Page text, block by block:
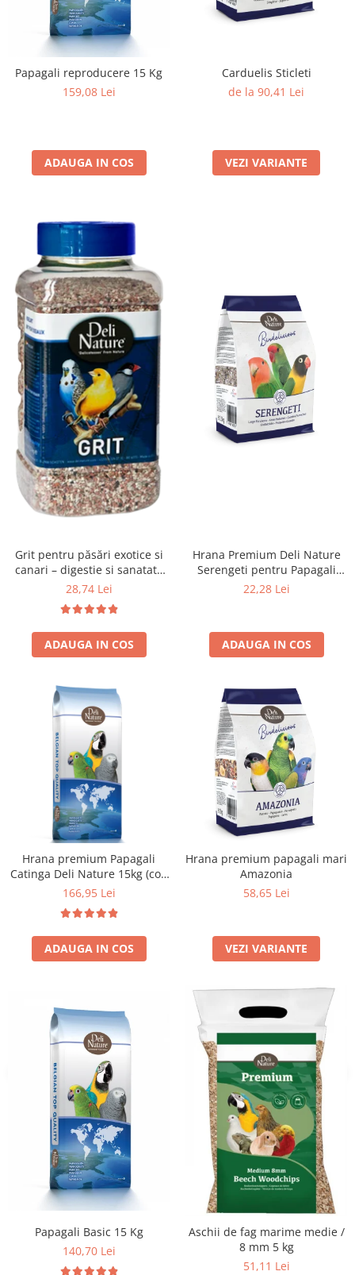
Papagali reproducere 15 Kg
159,08 Lei
ADAUGA IN COS
Carduelis Sticleti
de la 90,41 Lei
VEZI VARIANTE
Grit pentru păsări exotice si
canari – digestie si sanatate
Deli Nature 1,2 kg
28,74 Lei
ADAUGA IN COS
Hrana Premium Deli Nature
Serengeti pentru Papagali
Mici 800 g – Mix cu Fructe și
22,28 Lei
ADAUGA IN COS
Hrana premium Papagali
Catinga Deli Nature 15kg (cod
24)
166,95 Lei
ADAUGA IN COS
Hrana premium papagali mari
Amazonia
58,65 Lei
VEZI VARIANTE
Papagali Basic 15 Kg
140,70 Lei
Aschii de fag marime medie /
8 mm 5 kg
51,11 Lei